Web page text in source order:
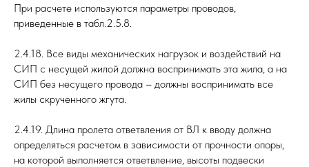
При расчете используются параметры проводов,
приведенные в табл.2.5.8.
2.4.18. Все виды механических нагрузок и воздействий на
СИП с несущей жилой должна воспринимать эта жила, а на
СИП без несущего провода – должны воспринимать все
жилы скрученного жгута.
2.4.19. Длина пролета ответвления от ВЛ к вводу должна
определяться расчетом в зависимости от прочности опоры,
на которой выполняется ответвление, высоты подвески